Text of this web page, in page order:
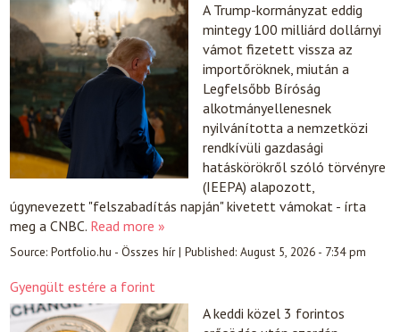
A Trump-kormányzat eddig
mintegy 100 milliárd dollárnyi
vámot fizetett vissza az
importőröknek, miután a
Legfelsőbb Bíróság
alkotmányellenesnek
nyilvánította a nemzetközi
rendkívüli gazdasági
hatáskörökről szóló törvényre
(IEEPA) alapozott,
úgynevezett "felszabadítás napján" kivetett vámokat - írta
meg a CNBC. Read more »
Source:Portfolio.hu - Összes hír|Published:August 5, 2026 - 7:34 pm
Gyengült estére a forint
A keddi közel 3 forintos